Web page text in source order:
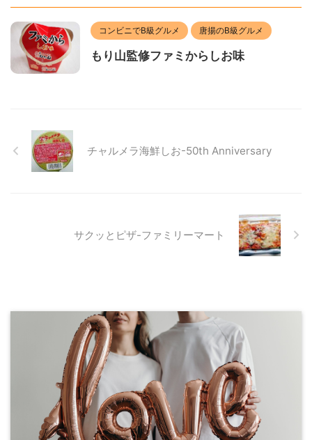
コンビニでB級グルメ 唐揚のB級グルメ
もり山監修ファミからしお味
チャルメラ海鮮しお-50th Anniversary
サクッとピザ-ファミリーマート